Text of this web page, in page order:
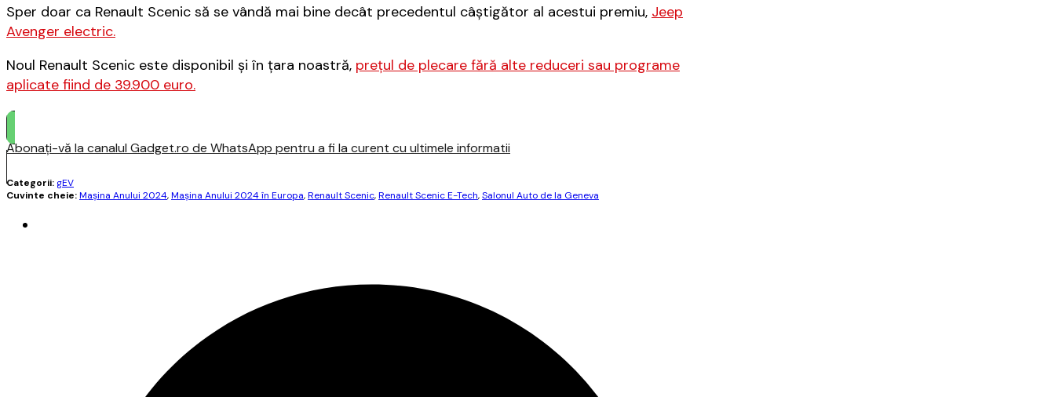
Sper doar ca Renault Scenic să se vândă mai bine decât precedentul câştigător al acestui premiu, Jeep
Avenger electric.
Noul Renault Scenic este disponibil şi în ţara noastră, preţul de plecare fără alte reduceri sau programe
aplicate fiind de 39.900 euro.
Abonați-vă la canalul Gadget.ro de WhatsApp pentru a fi la curent cu ultimele informatii
Categorii: gEV
Cuvinte cheie:Maşina Anului 2024,Maşina Anului 2024 în Europa,Renault Scenic,Renault Scenic E-Tech,Salonul Auto de la Geneva